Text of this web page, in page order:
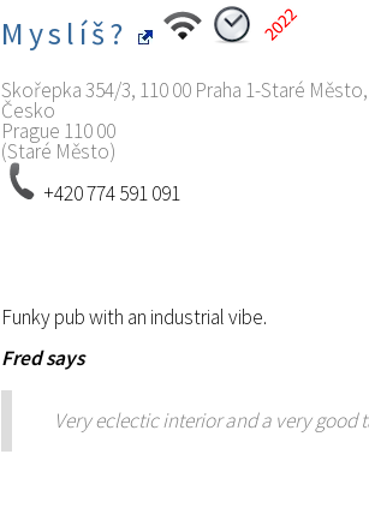
Myslíš?
Skořepka 354/3, 110 00 Praha 1-Staré Město,
Česko
Prague 110 00
(Staré Město)
+420 774 591 091
Funky pub with an industrial vibe.
Fredsays
Very eclectic interior and a very